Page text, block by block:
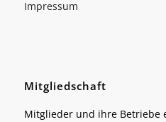
Impressum
Mitgliedschaft
Mitglieder und ihre Betriebe